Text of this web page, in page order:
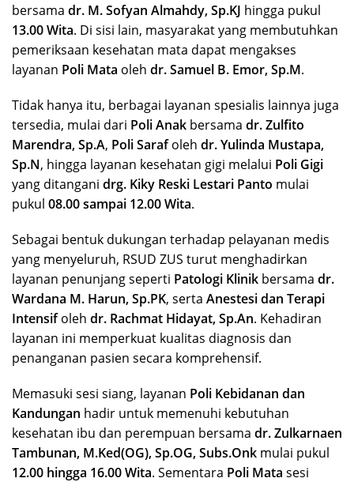
bersama dr. M. Sofyan Almahdy, Sp.KJ hingga pukul
13.00 Wita. Di sisi lain, masyarakat yang membutuhkan
pemeriksaan kesehatan mata dapat mengakses
layanan Poli Mata oleh dr. Samuel B. Emor, Sp.M.
Tidak hanya itu, berbagai layanan spesialis lainnya juga
tersedia, mulai dari Poli Anak bersama dr. Zulfito
Marendra, Sp.A, Poli Sarafoleh dr. Yulinda Mustapa,
Sp.N, hingga layanan kesehatan gigi melalui Poli Gigi
yang ditangani drg. Kiky Reski Lestari Panto mulai
pukul 08.00 sampai 12.00 Wita.
Sebagai bentuk dukungan terhadap pelayanan medis
yang menyeluruh, RSUD ZUS turut menghadirkan
layanan penunjang seperti Patologi Klinik bersama dr.
Wardana M. Harun, Sp.PK, serta Anestesi dan Terapi
Intensifoleh dr. Rachmat Hidayat, Sp.An. Kehadiran
layanan ini memperkuat kualitas diagnosis dan
penanganan pasien secara komprehensif.
Memasuki sesi siang, layanan Poli Kebidanan dan
Kandungan hadir untuk memenuhi kebutuhan
kesehatan ibu dan perempuan bersama dr. Zulkarnaen
Tambunan, M.Ked(OG), Sp.OG, Subs.Onk mulai pukul
12.00 hingga 16.00 Wita. Sementara Poli Mata sesi